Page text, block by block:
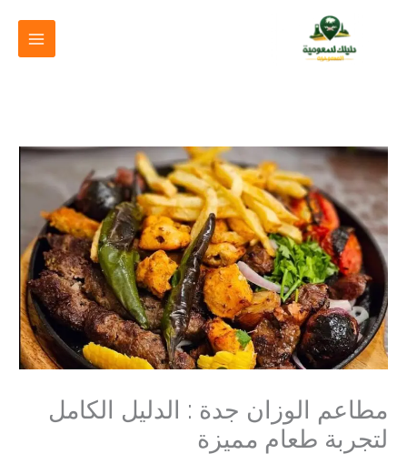
مطاعم الوزان جدة : الدليل الكامل
لتجربة طعام مميزة